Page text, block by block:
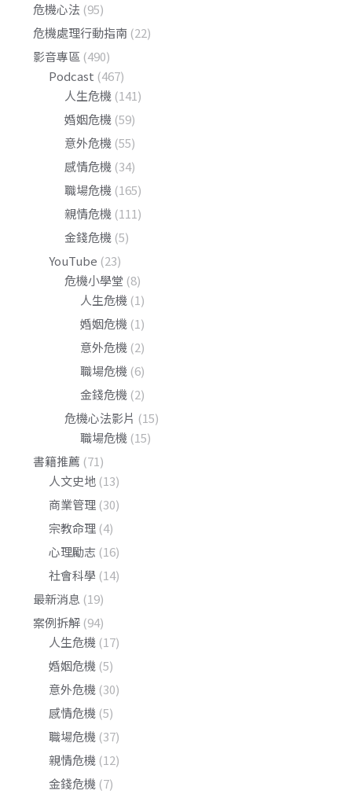
危機心法 (95)
危機處理行動指南 (22)
影音專區 (490)
Podcast (467)
人生危機 (141)
婚姻危機 (59)
意外危機 (55)
感情危機 (34)
職場危機 (165)
親情危機 (111)
金錢危機 (5)
YouTube (23)
危機小學堂 (8)
人生危機 (1)
婚姻危機 (1)
意外危機 (2)
職場危機 (6)
金錢危機 (2)
危機心法影片 (15)
職場危機 (15)
書籍推薦 (71)
人文史地 (13)
商業管理 (30)
宗教命理 (4)
心理勵志 (16)
社會科學 (14)
最新消息 (19)
案例拆解 (94)
人生危機 (17)
婚姻危機 (5)
意外危機 (30)
感情危機 (5)
職場危機 (37)
親情危機 (12)
金錢危機 (7)